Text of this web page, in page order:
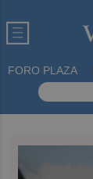
FORO PLAZA